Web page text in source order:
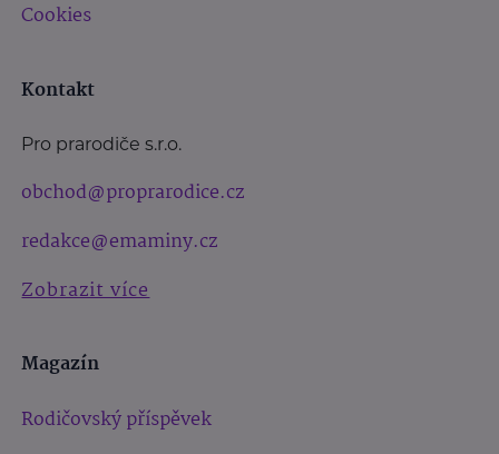
Cookies
Kontakt
Pro prarodiče s.r.o.
obchod@proprarodice.cz
redakce@emaminy.cz
Zobrazit více
Magazín
Rodičovský příspěvek